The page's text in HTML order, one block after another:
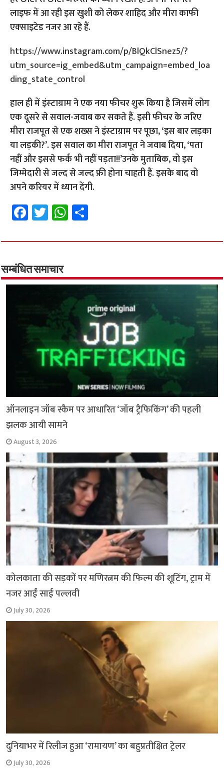
लाइफ में आ रही इस खुशी को लेकर शाहिद और मीरा काफी
एक्‍साइटेड नजर आ रहे हैं.
https://www.instagram.com/p/BlQkClSnez5/?
utm_source=ig_embed&utm_campaign=embed_loa
ding_state_control
हाल ही में इंस्‍टाग्राम ने एक नया फीचर शुरू किया है जिसमें लोग
एक दूसरे से सवाल-जवाब कर सकते हैं. इसी फीचर के जरिए
मीरा राजपूत से एक शख्‍स ने इंस्‍टाग्राम पर पूछा, ‘इस बार लड़का
या लड़की?’. इस सवाल का मीरा राजपूत ने जवाब दिया, ‘पता
नहीं और इससे फर्क भी नहीं पड़ता!!’उनके मुताबिक, वो इस
जिम्मेदारी से जल्द से जल्द फ्री होना चाहती हैं. इसके बाद वो
अपने करियर में ध्यान देंगी.
Fa
ce
b
o
o
k
T
wi
tt
er
W
h
at
p
p
ar
सम्बंधित समाचार
ऑनलाइन जॉब स्कैम पर आधारित ‘जॉब ट्रैफिकिंग’ की पहली
झलक आयी सामने
August 3, 2026
कोलकाता की सड़कों पर मणिरत्नम की फिल्म की शूटिंग, ट्राम में
नजर आईं साई पल्लवी
July 30, 2026
दुनियाभर में रिलीज हुआ ‘रामायण’ का बहुप्रतीक्षित ट्रेलर
July 30, 2026